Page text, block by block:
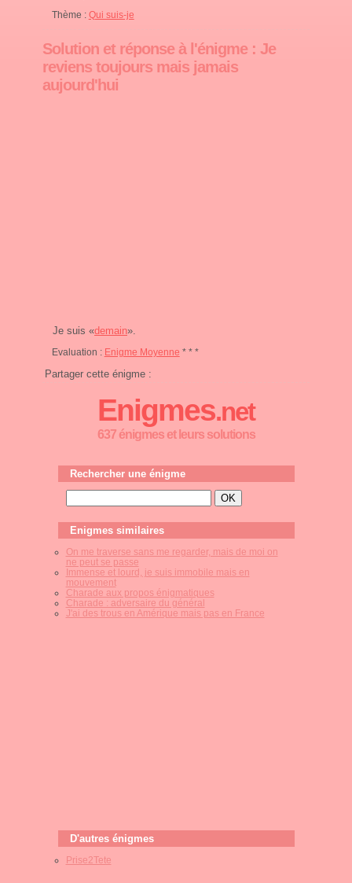
Thème : Qui suis-je
Solution et réponse à l'énigme : Je
reviens toujours mais jamais
aujourd'hui
Je suis «demain».
Evaluation : Enigme Moyenne * * *
Partager cette énigme :
Enigmes.net
637 énigmes et leurs solutions
Rechercher une énigme
Enigmes similaires
On me traverse sans me regarder, mais de moi on
ne peut se passe
Immense et lourd, je suis immobile mais en
mouvement
Charade aux propos énigmatiques
Charade : adversaire du général
J'ai des trous en Amérique mais pas en France
D'autres énigmes
Prise2Tete